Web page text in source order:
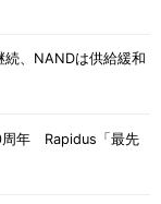
、NANDは供給緩和
周年 Rapidus「最先